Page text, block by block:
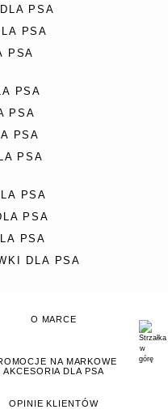
PSA
PSA
PSA
PSA
PSA
PSA
PSA
PSA
PSA
PSA
DLA PSA
O MARCE
NA MARKOWE
AKCESORIA DLA PSA
OPINIE KLIENTÓW